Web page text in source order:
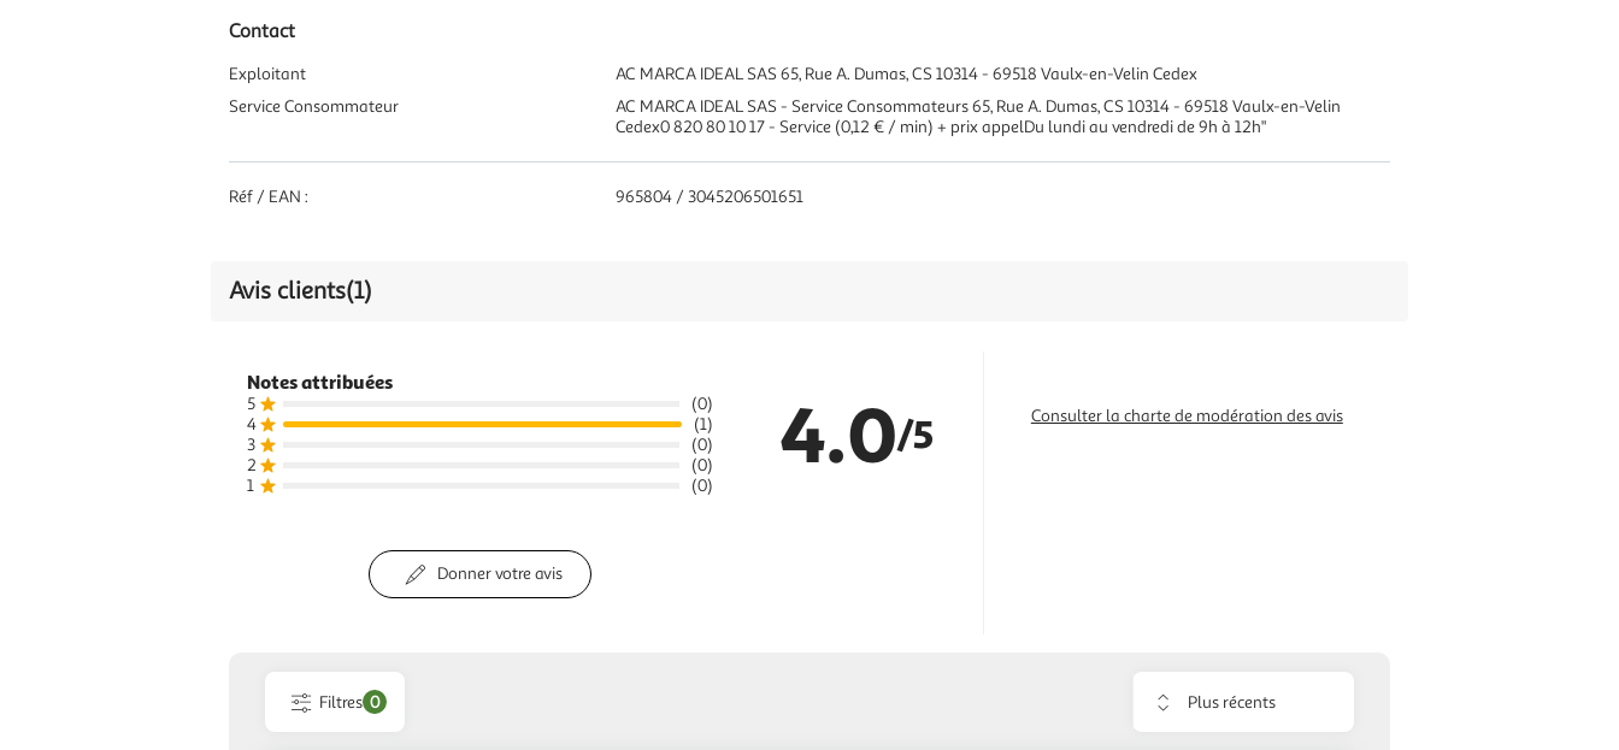
Contact
Exploitant
AC MARCA IDEAL SAS 65, Rue A. Dumas, CS 10314 - 69518 Vaulx-en-Velin Cedex
Service Consommateur
AC MARCA IDEAL SAS - Service Consommateurs 65, Rue A. Dumas, CS 10314 - 69518 Vaulx-en-Velin
Cedex0 820 80 10 17 - Service (0,12 € / min) + prix appelDu lundi au vendredi de 9h à 12h"
Réf / EAN : 965804 / 3045206501651
Avis clients(1)
Notes attribuées
5
(0)
4
(1)
3
(0)
2
(0)
1
(0)
4.0/5
Donner votre avis
Consulter la charte de modération des avis
Filtres 0
Trier